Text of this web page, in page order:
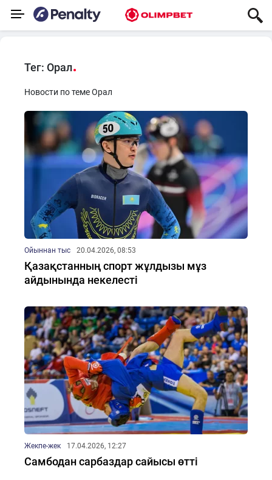
Тег: Орал
Новости по теме Орал
Ойыннан тыс 20.04.2026, 08:53
Қазақстанның спорт жұлдызы мұз
айдынында некелесті
Жекпе-жек 17.04.2026, 12:27
Самбодан сарбаздар сайысы өтті